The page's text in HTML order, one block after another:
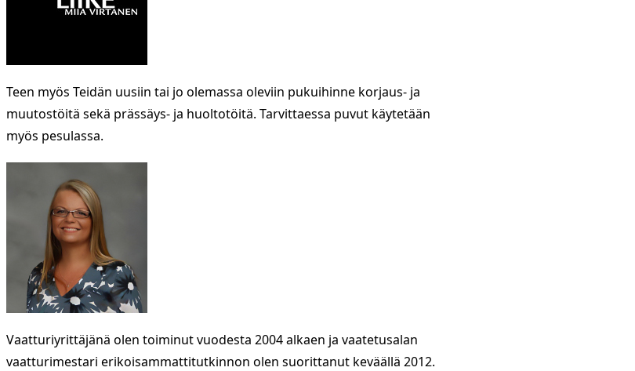
Teen myös Teidän uusiin tai jo olemassa oleviin pukuihinne korjaus- ja
muutostöitä sekä prässäys- ja huoltotöitä. Tarvittaessa puvut käytetään
myös pesulassa.
Vaatturiyrittäjänä olen toiminut vuodesta 2004 alkaen ja vaatetusalan
vaatturimestari erikoisammattitutkinnon olen suorittanut keväällä 2012.